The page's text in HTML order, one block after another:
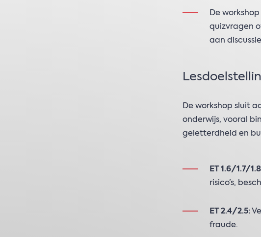
De
quizvragen
aan
De workshop sluit
onderwijs, vooral
geletterdheid en
ET 1.6/1.7/
risico’s,
ET 2.4/2.5:
fraude.